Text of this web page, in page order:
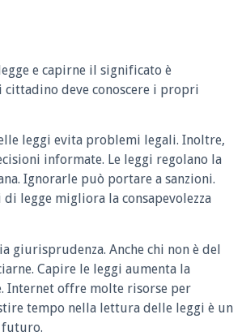
e capirne il significato è
cittadino deve conoscere i propri
leggi evita problemi legali. Inoltre,
informate. Le leggi regolano la
Ignorarle può portare a sanzioni.
legge migliora la consapevolezza
giurisprudenza. Anche chi non è del
Capire le leggi aumenta la
Internet offre molte risorse per
tempo nella lettura delle leggi è un